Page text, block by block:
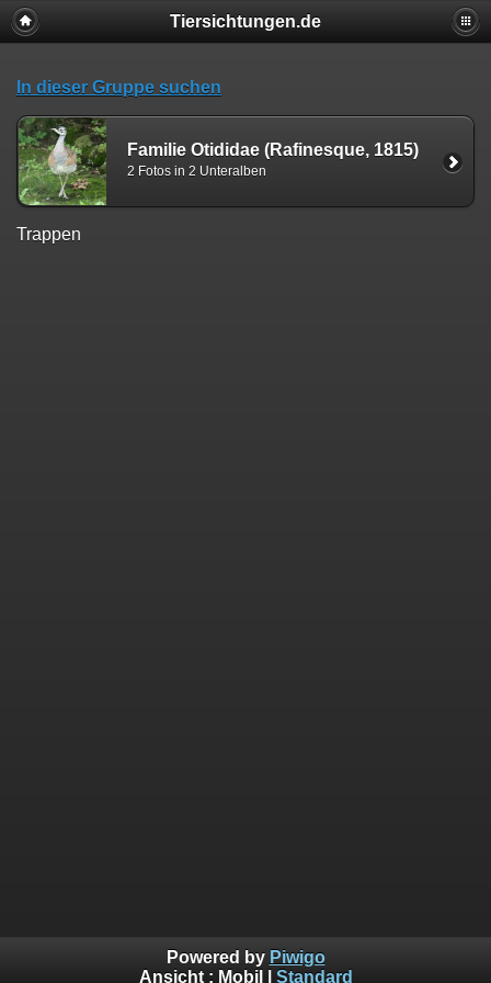
Tiersichtungen.de
In dieser Gruppe suchen
Familie Otididae (Rafinesque, 1815)
2 Fotos in 2 Unteralben
Trappen
Powered by Piwigo
Ansicht : Mobil Standard